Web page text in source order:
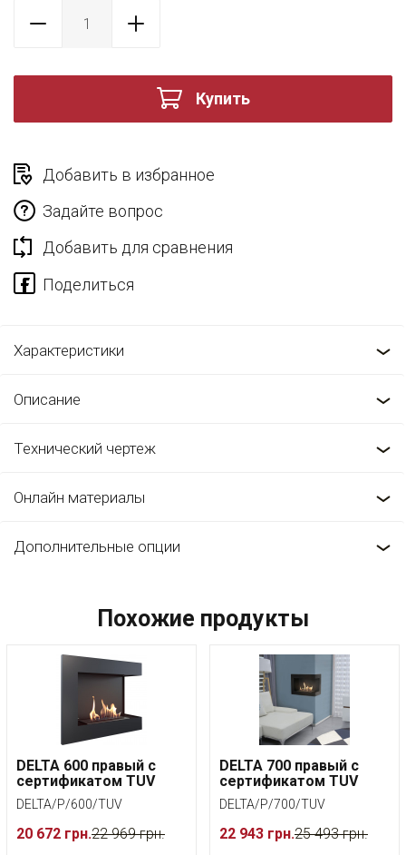
Купить
Добавить в избранное
Задайте вопрос
Добавить для сравнения
Характеристики
Описание
Технический чертеж
Онлайн материалы
Дополнительные опции
Похожие продукты
DELTA 600 правый с
сертификатом TUV
DELTA/P/600/TUV
20 672 грн.22 969 грн.
DELTA 700 правый с
сертификатом TUV
DELTA/P/700/TUV
22 943 грн.25 493 грн.